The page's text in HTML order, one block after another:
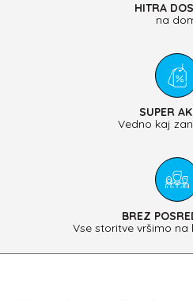
HITRA
na
SUPER
Vedno kaj
BREZ
Vse storitve vršimo na